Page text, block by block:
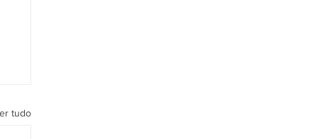
tudo